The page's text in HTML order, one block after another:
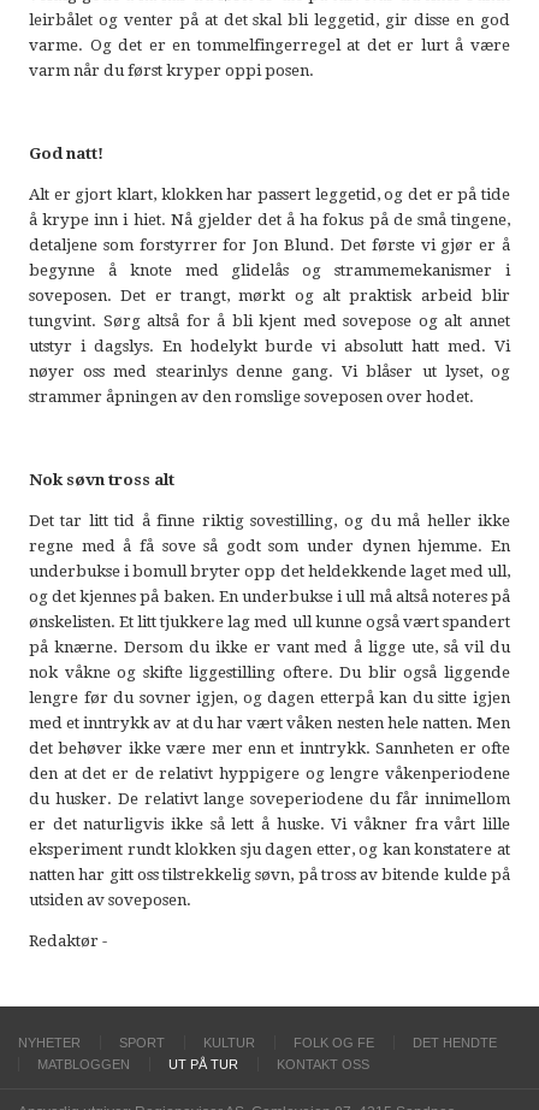
leirbålet og venter på at det skal bli leggetid, gir disse en god
varme. Og det er en tommelfingerregel at det er lurt å være
varm når du først kryper oppi posen.
God natt!
Alt er gjort klart, klokken har passert leggetid, og det er på tide
å krype inn i hiet. Nå gjelder det å ha fokus på de små tingene,
detaljene som forstyrrer for Jon Blund. Det første vi gjør er å
begynne å knote med glidelås og strammemekanismer i
soveposen. Det er trangt, mørkt og alt praktisk arbeid blir
tungvint. Sørg altså for å bli kjent med sovepose og alt annet
utstyr i dagslys. En hodelykt burde vi absolutt hatt med. Vi
nøyer oss med stearinlys denne gang. Vi blåser ut lyset, og
strammer åpningen av den romslige soveposen over hodet.
Nok søvn tross alt
Det tar litt tid å finne riktig sovestilling, og du må heller ikke
regne med å få sove så godt som under dynen hjemme. En
underbukse i bomull bryter opp det heldekkende laget med ull,
og det kjennes på baken. En underbukse i ull må altså noteres på
ønskelisten. Et litt tjukkere lag med ull kunne også vært spandert
på knærne. Dersom du ikke er vant med å ligge ute, så vil du
nok våkne og skifte liggestilling oftere. Du blir også liggende
lengre før du sovner igjen, og dagen etterpå kan du sitte igjen
med et inntrykk av at du har vært våken nesten hele natten. Men
det behøver ikke være mer enn et inntrykk. Sannheten er ofte
den at det er de relativt hyppigere og lengre våkenperiodene
du husker. De relativt lange soveperiodene du får innimellom
er det naturligvis ikke så lett å huske. Vi våkner fra vårt lille
eksperiment rundt klokken sju dagen etter, og kan konstatere at
natten har gitt oss tilstrekkelig søvn, på tross av bitende kulde på
utsiden av soveposen.
Redaktør -
NYHETER SPORT KULTUR FOLK OG FE
DET HENDTE
MATBLOGGEN
UT PÅ TUR KONTAKT OSS